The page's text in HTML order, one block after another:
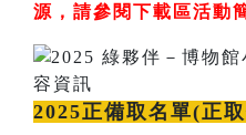
源，請參閱下載區活動
2025正備取名單(正